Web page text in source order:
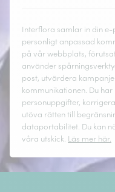
Interflora samlar in din e-
personligt anpassad
på vår webbplats,
använder
post, utvärdera
kommunikationen. Du
personuppgifter,
utöva rätten till
dataportabilitet. Du kan
våra utskick. Läs mer här.